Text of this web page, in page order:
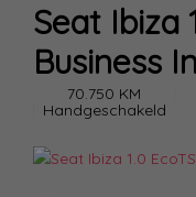
Seat Ibiza
Business
70.750 KM
Handgeschakeld